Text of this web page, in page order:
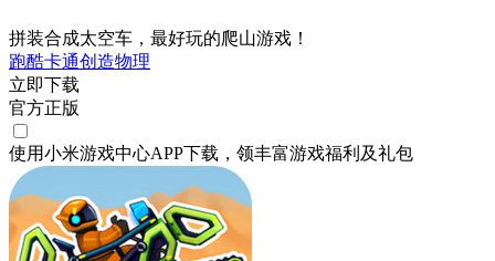
拼装合成太空车，最好玩的爬山游戏！
跑酷卡通创造物理
立即下载
官方正版
使用小米游戏中心APP下载 ，领丰富游戏福利 及礼包